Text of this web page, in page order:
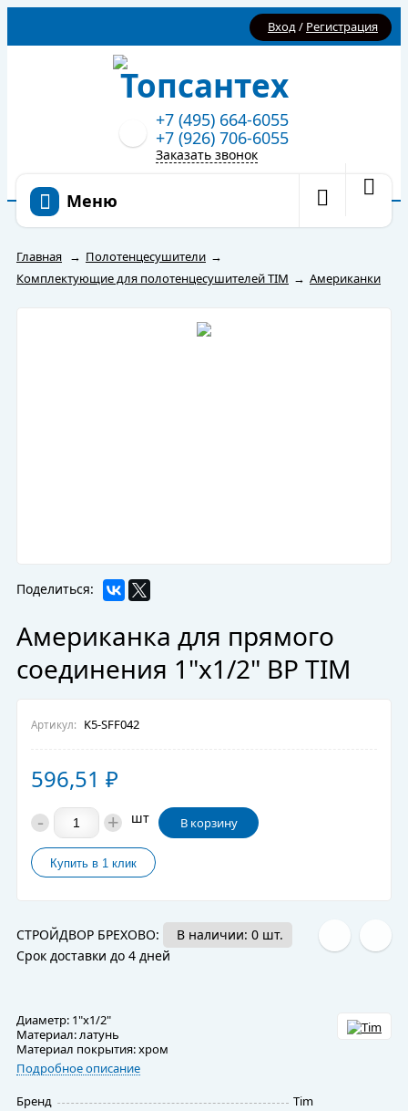
Вход/ Регистрация
+7 (495) 664-6055
+7 (926) 706-6055
Заказать звонок
Меню
Главная → Полотенцесушители →
Комплектующие для полотенцесушителей TIM → Американки
Поделиться:
Американка для прямого
соединения 1"x1/2" ВР TIM
Артикул: K5-SFF042
596,51 ₽
- + шт В корзину
СТРОЙДВОР БРЕХОВО:
В наличии: 0 шт.
Срок доставки до 4 дней
Диаметр: 1"x1/2"
Материал: латунь
Материал покрытия: хром
Подробное описание
Бренд
Tim